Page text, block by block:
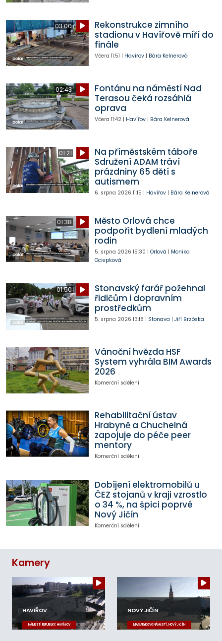
03:00
Rekonstrukce zimního
stadionu v Havířově míří do
finále
Včera 11:51 | Havířov| Bára Kelnerová
02:43
Fontánu na náměstí Nad
Terasou čeká rozsáhlá
oprava
Včera 11:42| Havířov| Bára Kelnerová
01:21
Na příměstském táboře
Sdružení ADAM tráví
prázdniny 65 dětí s
autismem
6. srpna 2026 11:15 | Havířov| Bára Kelnerová
01:38
Město Orlová chce
podpořit bydlení mladých
rodin
5. srpna 2026 15:30 | Orlová | Monika
Ociepková
01:50
Stonavský farář požehnal
řidičům i dopravním
prostředkům
5. srpna 2026 13:18 | Stonava | Jiří Brzóska
Vánoční hvězda HSF
System vyhrála BIM Awards
2026
Komerční sdělení
Rehabilitační ústav
Hrabyně a Chuchelná
zapojuje do péče peer
mentory
Komerční sdělení
Dobíjení elektromobilů u
ČEZ stojanů v kraji vzrostlo
o 34 %, na špici poprvé
Nový Jičín
Komerční sdělení
Kamery
HAVÍŘOV
NÁMĚSTÍ REPUBLIKY, HAVÍŘOV
NOVÝ JIČÍN
MASARYKOVO NÁMĚSTÍ, NOVÝ JIČÍN